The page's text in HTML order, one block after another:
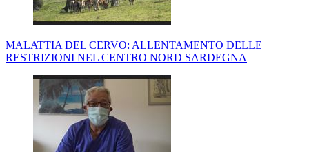
MALATTIA DEL CERVO: ALLENTAMENTO DELLE
RESTRIZIONI NEL CENTRO NORD SARDEGNA